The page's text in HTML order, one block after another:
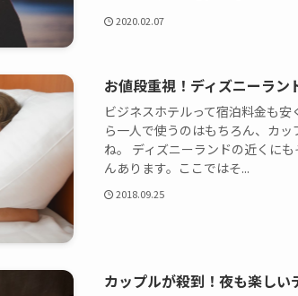
2020.02.07
お値段重視！ディズニーラン
ビジネスホテルって宿泊料金も
ら一人で使うのはもちろん、カ
ね。 ディズニーランドの近くに
んあります。ここではそ...
2018.09.25
カップルが殺到！夜も楽しい